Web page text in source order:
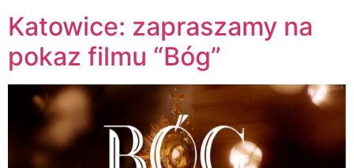
Katowice: zapraszamy na
pokaz filmu “Bóg”